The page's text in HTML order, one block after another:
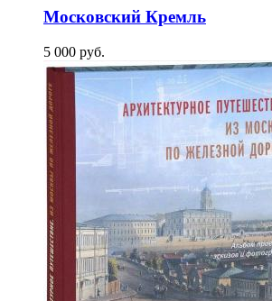
Московский Кремль
5 000 pуб.